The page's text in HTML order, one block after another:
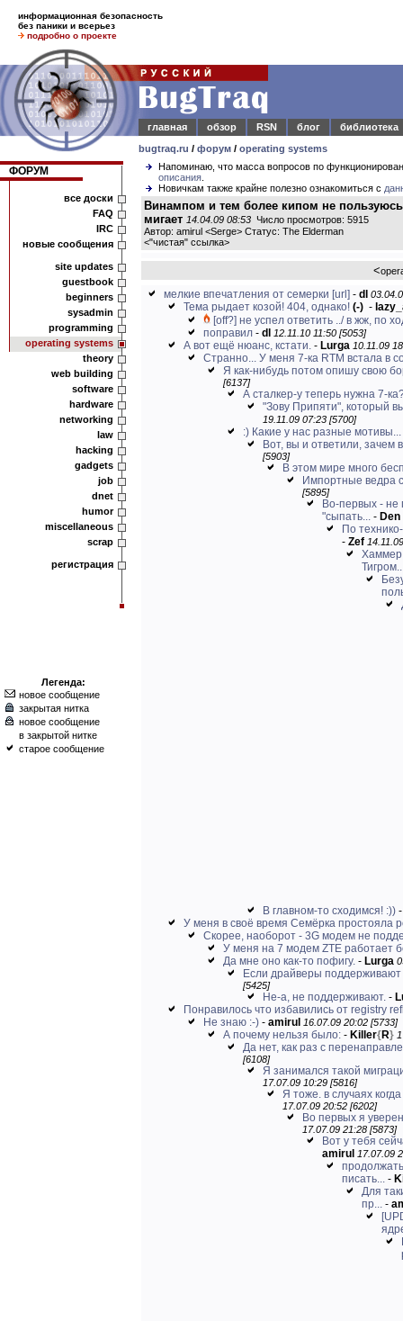
информационная безопасность
без паники и всерьез
подробно о проекте
главная обзор RSN блог
библиотека
bugtraq.ru / форум / operating systems
ФОРУМ
все доски
FAQ
IRC
новые сообщения
site updates
guestbook
beginners
sysadmin
programming
operating systems
theory
web building
software
hardware
networking
law
hacking
gadgets
job
dnet
humor
miscellaneous
scrap
регистрация
Легенда:
новое сообщение
закрытая нитка
новое сообщение
в закрытой нитке
старое сообщение
Напоминаю, что масса вопросов по
описания
Новичкам также крайне полезно ознакомиться с
Винампом и тем более кипом не
мигает 14.04.09 08:53 Число просмотров: 5915
Автор: amirul <Serge> Статус: The Elderman
<"чистая" ссылка>
<
мелкие впечатления от семерки [url] - dl
Тема рыдает козой! 404, однако! (-) -
[off?] не успел ответить ../ в жж, по
поправил - dl 12.11.10 11:50 [5053]
А вот ещё нюанс, кстати. - Lurga 10.11.09
Странно... У меня 7-ка RTM встала в
Я как-нибудь потом опишу свою
[6137]
А сталкер-у теперь нужна 7-
"Зову Припяти", который
19.11.09 07:23 [5700]
:) Какие у нас разные мотивы...
Вот, вы и ответили, зачем
[5903]
В этом мире много
Импортные ведра
[5895]
Во-первых - не
"сыпать... - Den
По
- Zef
Хаммер
В главном-то сходимся! :))
У меня в своё время Семёрка простояла
Скорее, наоборот - 3G модем не
У меня на 7 модем ZTE работает
Да мне оно как-то пофигу. - Lurga
Если драйверы поддерживают
[5425]
Не-а, не поддерживают. -
Понравилось что избавились от registry
Не знаю :-) - amirul 16.07.09 20:02 [5733]
А почему нельзя было: - Killer{R}
Да нет, как раз с
[6108]
Я занимался такой
17.07.09 10:29 [5816]
Я тоже. в случаях
17.07.09 20:52 [6202]
Во первых я
17.07.09 21:28 [5873]
Вот у тебя
amirul 17.07.09
писать... -
Для
пр... -